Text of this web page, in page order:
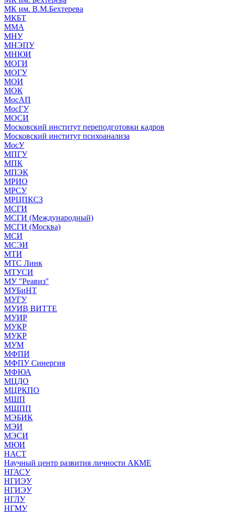
МК им. В.М.Бехтерева
МКБТ
ММА
МНУ
МНЭПУ
МНЮИ
МОГИ
МОГУ
МОИ
МОК
МосАП
МосГУ
МОСИ
Московский институт переподготовки кадров
Московский институт психоанализа
МосУ
МПГУ
МПК
МПЭК
МРИО
МРСУ
МРЦПКСЗ
МСГИ
МСГИ (Международный)
МСГИ (Москва)
МСИ
МСЭИ
МТИ
МТС Линк
МТУСИ
МУ "Реавиз"
МУБиНТ
МУГУ
МУИВ ВИТТЕ
МУИР
МУКР
МУКР
МУМ
МФПИ
МФПУ Синергия
МФЮА
МЦДО
МЦРКПО
МШП
МШПП
МЭБИК
МЭИ
МЭСИ
МЮИ
НАСТ
Научный центр развития личности АКМЕ
НГАСУ
НГИЭУ
НГИЭУ
НГЛУ
НГМУ